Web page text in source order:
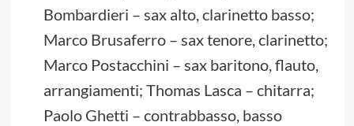
Bombardieri – sax alto, clarinetto basso;
Marco Brusaferro – sax tenore, clarinetto;
Marco Postacchini – sax baritono, flauto,
arrangiamenti; Thomas Lasca – chitarra;
Paolo Ghetti – contrabbasso, basso